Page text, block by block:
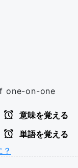
one-on-one
意味を覚える
単語を覚える